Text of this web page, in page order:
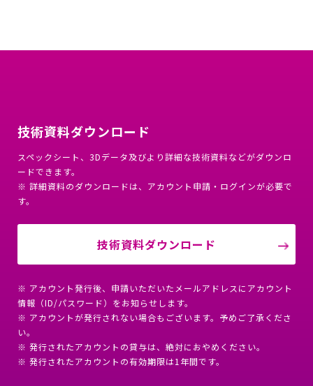
技術資料ダウンロード
スペックシート、3Dデータ及びより詳細な技術資料などがダウンロ
ードできます。
※ 詳細資料のダウンロードは、アカウント申請・ログインが必要で
す。
技術資料ダウンロード
※ アカウント発行後、申請いただいたメールアドレスにアカウント
情報（ID/パスワード）をお知らせします。
※ アカウントが発行されない場合もございます。予めご了承くださ
い。
※ 発行されたアカウントの貸与は、絶対におやめください。
※ 発行されたアカウントの有効期限は1年間です。